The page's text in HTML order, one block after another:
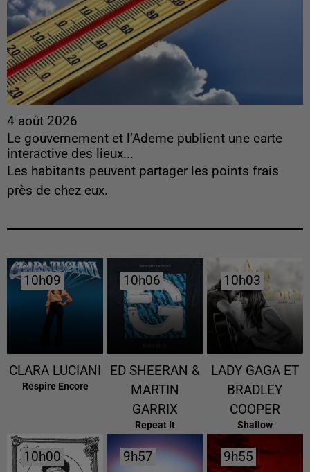
4 août 2026
Le gouvernement et l’Ademe publient une carte
interactive des lieux...
Les habitants peuvent partager les points frais
près de chez eux.
10h09
10h09
CLARA LUCIANI
Respire Encore
10h06
10h06
ED SHEERAN &
MARTIN
GARRIX
Repeat It
10h03
10h03
LADY GAGA ET
BRADLEY
COOPER
Shallow
10h00
10h00 9h57
9h57 9h55
9h55